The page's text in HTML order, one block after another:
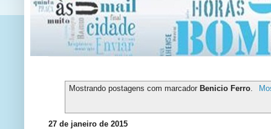
Mostrando postagens com marcador Benicio Ferro
27 de janeiro de 2015